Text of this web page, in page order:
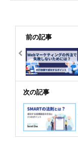
前の記事
次の記事